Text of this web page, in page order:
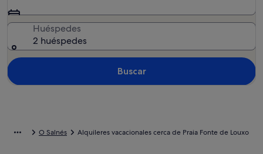
Huéspedes
2 huéspedes
Buscar
O Salnés Alquileres vacacionales cerca de Praia Fonte de Louxo